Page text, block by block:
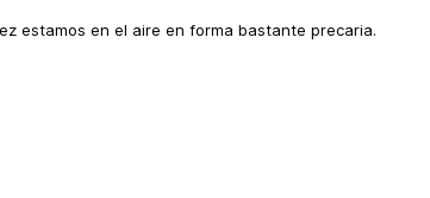
estamos en el aire en forma bastante precaria.